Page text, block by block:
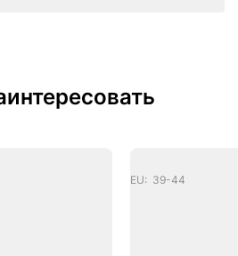
EU: 39-44